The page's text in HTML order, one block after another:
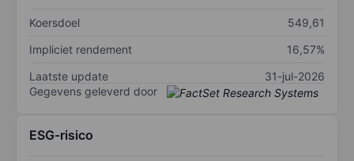
Koersdoel
549,61
Impliciet rendement
16,57%
Laatste update
31-jul-2026
Gegevens geleverd door
ESG-risico